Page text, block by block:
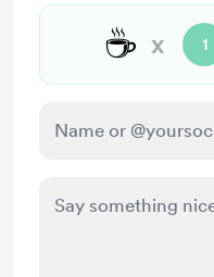
☕ x 1